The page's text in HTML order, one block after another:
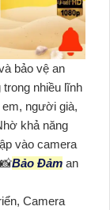
bảo vệ an
nhiều lĩnh
người già,
khả năng
vào camera
Bảo Đảm an
Camera